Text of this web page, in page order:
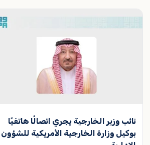
نائب وزير الخارجية يجري اتصالًا هاتفيًا
بوكيل وزارة الخارجية الأمريكية للشؤون